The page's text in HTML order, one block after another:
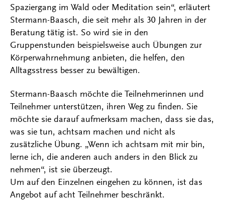
Spaziergang im Wald oder Meditation sein“, erläutert
Stermann-Baasch, die seit mehr als 30 Jahren in der
Beratung tätig ist. So wird sie in den
Gruppenstunden beispielsweise auch Übungen zur
Körperwahrnehmung anbieten, die helfen, den
Alltagsstress besser zu bewältigen.
Stermann-Baasch möchte die Teilnehmerinnen und
Teilnehmer unterstützen, ihren Weg zu finden. Sie
möchte sie darauf aufmerksam machen, dass sie das,
was sie tun, achtsam machen und nicht als
zusätzliche Übung. „Wenn ich achtsam mit mir bin,
lerne ich, die anderen auch anders in den Blick zu
nehmen“, ist sie überzeugt.
Um auf den Einzelnen eingehen zu können, ist das
Angebot auf acht Teilnehmer beschränkt.